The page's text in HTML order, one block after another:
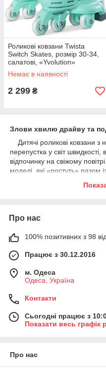
Роликові ковзани Twista
Switch Skates, розмір 30-34,
салатові, «Yvolution»
(YC01T4)
Немає в наявності
2 299 ₴
Злови хвилю драйву та
Дитячі роликові ковзани з
перепустка у світ швидкості,
відпочинку на свіжому
моделі, які «ростуть» разом
Кожна пара спроєктована
абсолютний комфорт із
точно буде в захваті!
ролики прямо зараз за
Про нас
100% позитивних з 98
Працює з 30.12.2016
м. Одеса
Одеса, Україна
Контакти
Сьогодні працює з
Показати весь графік
Про нас